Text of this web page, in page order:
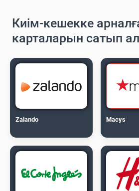
Киім-кешекке
карталарын сатып
Zalando Macys